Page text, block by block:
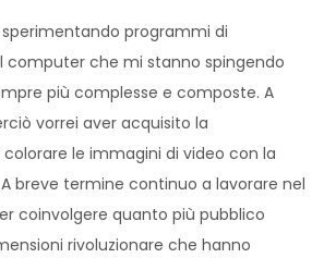
programmi di
computer che mi stanno spingendo
più complesse e composte. A
vorrei aver acquisito la
le immagini di video con la
breve termine continuo a lavorare nel
coinvolgere quanto più pubblico
rivoluzionare che hanno